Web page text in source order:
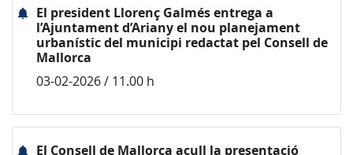
El president Llorenç Galmés entrega a
l’Ajuntament d’Ariany el nou planejament
urbanístic del municipi redactat pel Consell de
Mallorca
03-02-2026 / 11.00 h
El Consell de Mallorca acull la presentació